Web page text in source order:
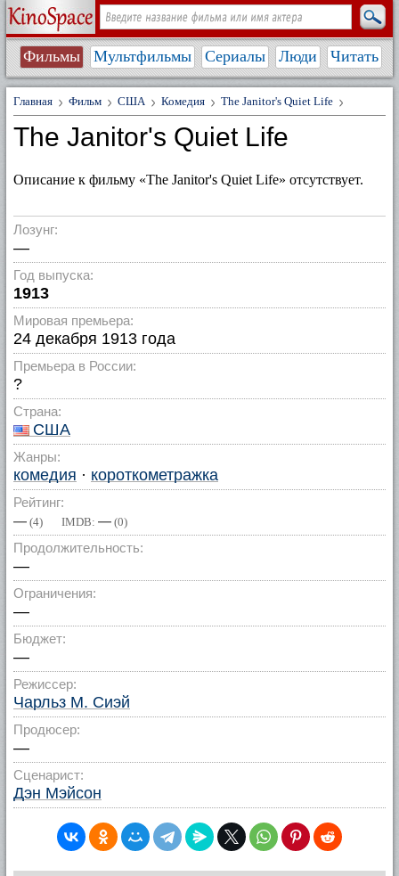
Фильмы Мультфильмы Сериалы Люди Читать
Главная Фильм США Комедия The Janitor's Quiet Life
The Janitor's Quiet Life
Описание к фильму «The Janitor's Quiet Life» отсутствует.
Лозунг:
—
Год выпуска:
1913
Мировая премьера:
24 декабря 1913 года
Премьера в России:
?
Страна:
США
Жанры:
комедия · короткометражка
Рейтинг:
— (4) IMDB: — (0)
Продолжительность:
—
Ограничения:
—
Бюджет:
—
Режиссер:
Чарльз М. Сиэй
Продюсер:
—
Сценарист:
Дэн Мэйсон